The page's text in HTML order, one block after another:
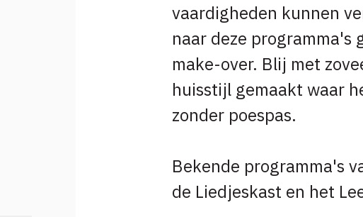
vaardigheden kunnen
naar deze
make-over. Blij met
huisstijl gemaakt waar
zonder poespas.
Bekende programma's
de Liedjeskast en het